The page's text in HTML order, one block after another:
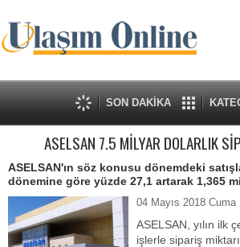
SON DAKİKA
ASELSAN 7.5 MİLYAR DOLARLIK
ASELSAN'ın söz konusu dönemdeki
dönemine göre yüzde 27,1 artarak 1,365
04 Mayıs 2018 Cuma
ASELSAN, yılın ilk
işlerle sipariş